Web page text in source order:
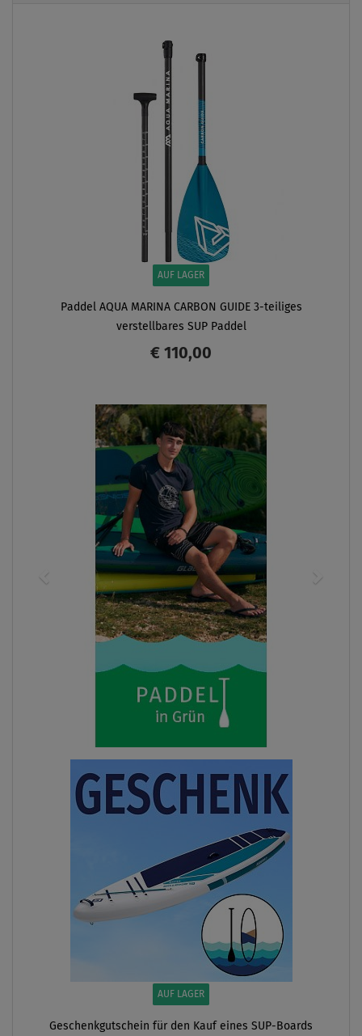
AUF LAGER
Paddel AQUA MARINA CARBON GUIDE 3-teiliges
verstellbares SUP Paddel
€ 110,00
ANZEIGEN
AUF LAGER
Geschenkgutschein für den Kauf eines SUP-Boards